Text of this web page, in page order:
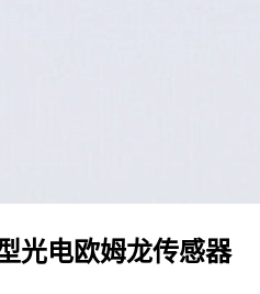
光电欧姆龙传感器